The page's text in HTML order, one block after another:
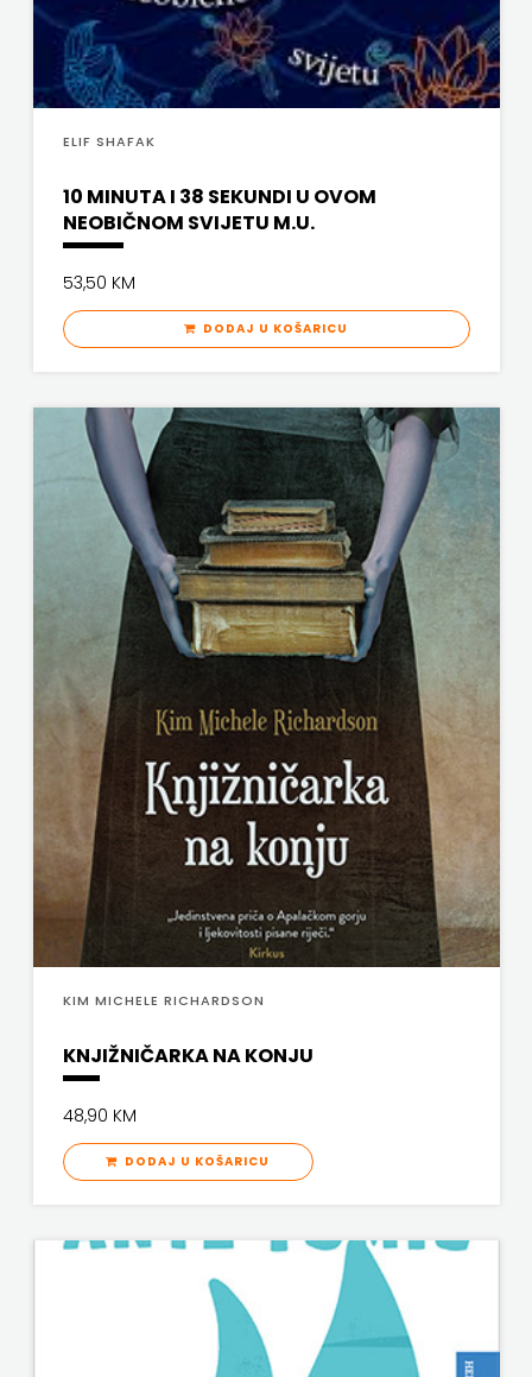
HNŽ/K
NAŠA
DJECA
NAŠA
OGNJIŠTA
NOVOTEKS
ODEON
Pearson
PLANETOPIJA
PLANJAX
KOMERC
POETIKA
POPULUS
PROFIL
PULS
HERCEG-
ROCKMARK
SANDORF
ELIF SHAFAK
10 MINUTA I 38 SEKUNDI U OVOM
NEOBIČNOM SVIJETU M.U.
53,50 KM
DODAJ U KOŠARICU
KIM MICHELE RICHARDSON
KNJIŽNIČARKA NA KONJU
48,90 KM
DODAJ U KOŠARICU